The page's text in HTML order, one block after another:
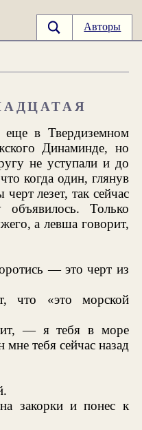
Авторы
в Твердиземном
Динаминде, но
не уступали и до
когда один, глянув
лезет, так сейчас
Только
а левша говорит,
— это черт из
что «это морской
— я тебя в море
тебя сейчас назад
закорки и понес к